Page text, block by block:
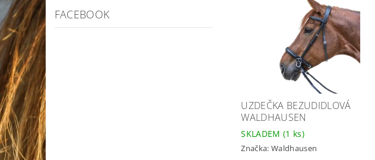
FACEBOOK
UZDEČKA BEZUDIDLOVÁ
WALDHAUSEN
SKLADEM (1 ks)
Značka: Waldhausen